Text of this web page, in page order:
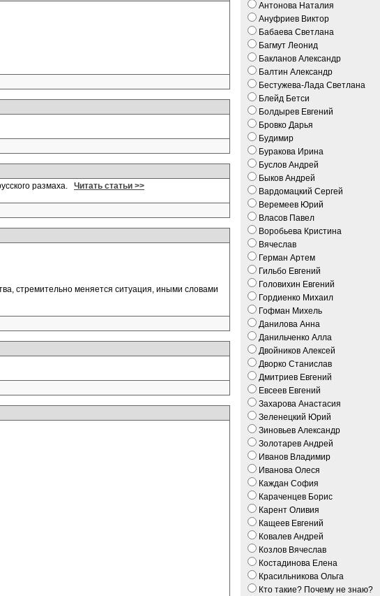
размаха. Читать статьи >>
стремительно меняется ситуация, иными словами
Антонова Наталия
Ануфриев Виктор
Бабаева Светлана
Багмут Леонид
Бакланов Александр
Балтин Александр
Бестужева-Лада Светлана
Блейд Бетси
Болдырев Евгений
Бровко Дарья
Будимир
Буракова Ирина
Буслов Андрей
Быков Андрей
Вардомацкий Сергей
Веремеев Юрий
Власов Павел
Воробьева Кристина
Вячеслав
Герман Артем
Гильбо Евгений
Головихин Евгений
Гордиенко Михаил
Гофман Михель
Данилова Анна
Данильченко Алла
Двойников Алексей
Дворко Станислав
Дмитриев Евгений
Евсеев Евгений
Захарова Анастасия
Зеленецкий Юрий
Зиновьев Александр
Золотарев Андрей
Иванов Владимир
Иванова Олеся
Каждан София
Караченцев Борис
Карент Оливия
Кащеев Евгений
Ковалев Андрей
Козлов Вячеслав
Костадинова Елена
Красильникова Ольга
Кто такие? Почему не знаю?